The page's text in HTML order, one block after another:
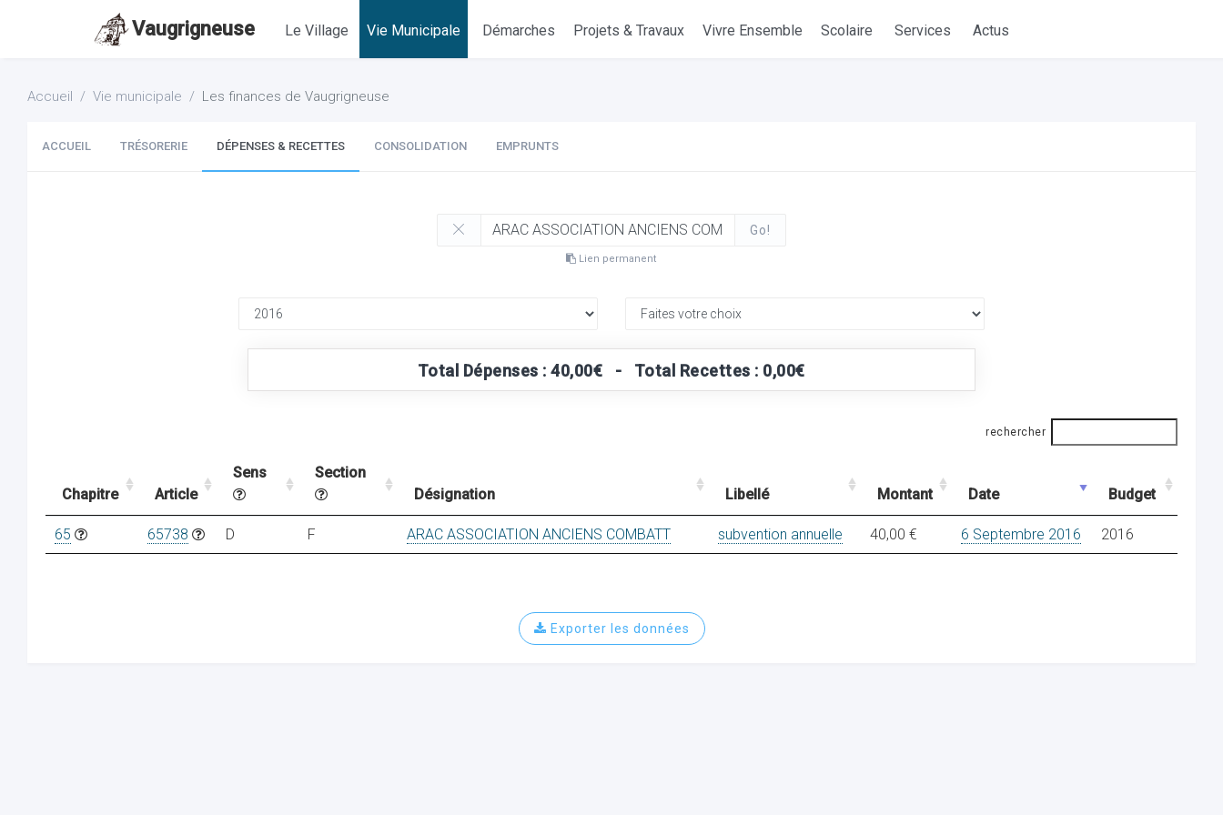
Vaugrigneuse Le Village Vie Municipale Démarches Projets & Travaux Vivre Ensemble Scolaire Services Actus
Accueil Vie municipale Les finances de Vaugrigneuse
ACCUEIL TRÉSORERIE DÉPENSES & RECETTES CONSOLIDATION EMPRUNTS
Go!
Lien permanent
Total Dépenses : 40,00€ - Total Recettes : 0,00€
rechercher
Chapitre Article
Sens
Section
Désignation
Libellé Montant Date Budget
65 65738 D F ARAC ASSOCIATION ANCIENS COMBATT subvention annuelle 40,00 € 6 Septembre 2016 2016
Exporter les données